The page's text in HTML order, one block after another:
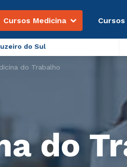
Cursos Medicina Cursos
do Sul
do Trabalho
do